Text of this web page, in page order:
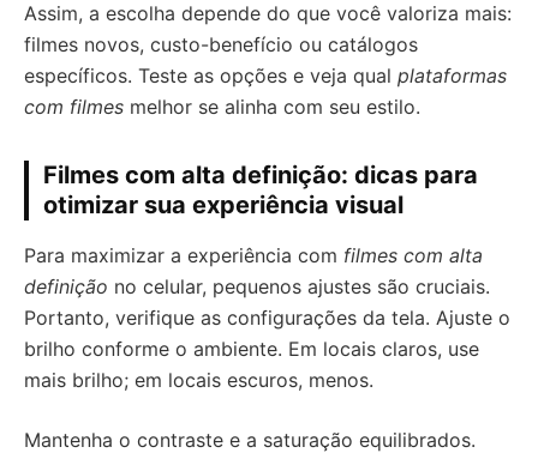
Assim, a escolha depende do que você valoriza mais:
filmes novos, custo-benefício ou catálogos
específicos. Teste as opções e veja qual plataformas
com filmes melhor se alinha com seu estilo.
Filmes com alta definição: dicas para
otimizar sua experiência visual
Para maximizar a experiência com filmes com alta
definição no celular, pequenos ajustes são cruciais.
Portanto, verifique as configurações da tela. Ajuste o
brilho conforme o ambiente. Em locais claros, use
mais brilho; em locais escuros, menos.
Mantenha o contraste e a saturação equilibrados.